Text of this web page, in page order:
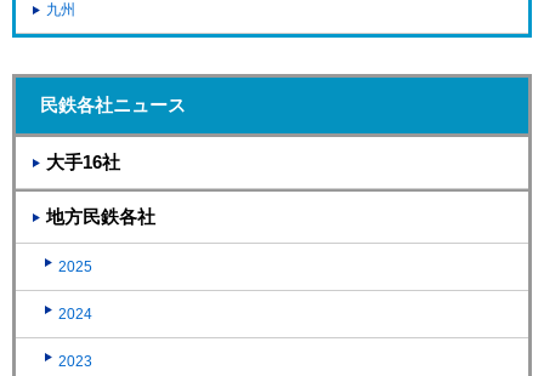
九州
民鉄各社ニュース
大手16社
地方民鉄各社
2025
2024
2023